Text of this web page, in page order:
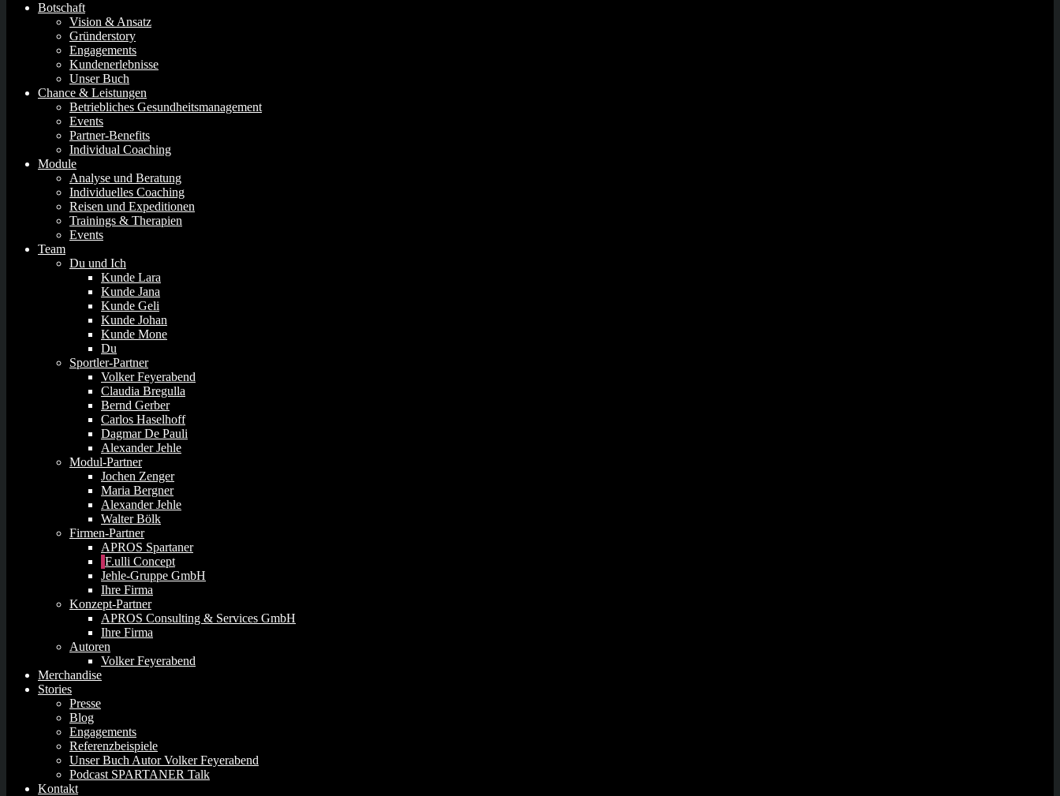
Botschaft
Vision & Ansatz
Gründerstory
Engagements
Kundenerlebnisse
Unser Buch
Chance & Leistungen
Betriebliches Gesundheitsmanagement
Events
Partner-Benefits
Individual Coaching
Module
Analyse und Beratung
Individuelles Coaching
Reisen und Expeditionen
Trainings & Therapien
Events
Team
Du und Ich
Kunde Lara
Kunde Jana
Kunde Geli
Kunde Johan
Kunde Mone
Du
Sportler-Partner
Volker Feyerabend
Claudia Bregulla
Bernd Gerber
Carlos Haselhoff
Dagmar De Pauli
Alexander Jehle
Modul-Partner
Jochen Zenger
Maria Bergner
Alexander Jehle
Walter Bölk
Firmen-Partner
APROS Spartaner
F.ulli Concept
Jehle-Gruppe GmbH
Ihre Firma
Konzept-Partner
APROS Consulting & Services GmbH
Ihre Firma
Autoren
Volker Feyerabend
Merchandise
Stories
Presse
Blog
Engagements
Referenzbeispiele
Unser Buch Autor Volker Feyerabend
Podcast SPARTANER Talk
Kontakt